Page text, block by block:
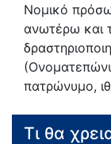
Νομικό
ανωτέρω και
πατρώνυμο,
Τι θα